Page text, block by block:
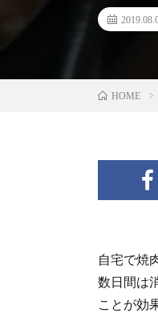
HOME
自宅で焼
数日間は
ことが効